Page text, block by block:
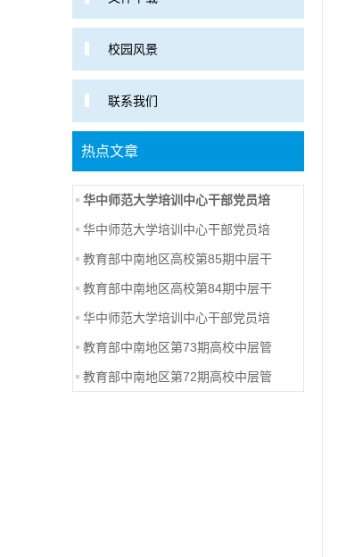
校园风景
联系我们
热点文章
华中师范大学培训中心干部党员培
华中师范大学培训中心干部党员培
教育部中南地区高校第85期中层干
教育部中南地区高校第84期中层干
华中师范大学培训中心干部党员培
教育部中南地区第73期高校中层管
教育部中南地区第72期高校中层管